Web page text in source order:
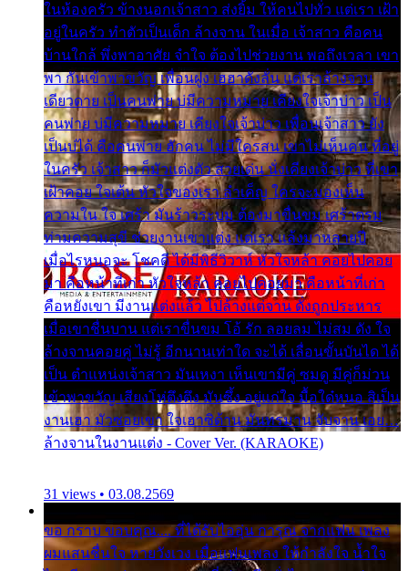
ในห้องครัว ข้างนอกเจ้าสาว ส่งยิ้ม ให้คนไปทั่ว แต่เรา เฝ้า
อยู่ในครัว ทำตัวเป็นเด็ก ล้างจาน ในเมื่อ เจ้าสาว คือคน
บ้านใกล้ พึ่งพาอาศัย จำใจ ต้องไปช่วยงาน พอถึงเวลา เขา
พา กันเข้าพาขวัญ เพื่อนฝูง เฮฮาดังลั่น แต่เราล้างจาน
เดียวดาย เป็นคนพ่าย บ่มีความหมาย เคียงใจเจ้าบ่าว เป็น
คนพ่าย บ่มีความหมาย เคียงใจเจ้าบ่าว เพื่อนเจ้าสาว ยัง
เป็นบ่ได้ คือคนพ่าย ฮักคน ไม่มีใครสน เขาไม่เห็นคน ที่อยู่
ในครัว เจ้าสาว ก็มัวแต่งตัว สวยเด่น นั่งเคียงเจ้าบ่าว ที่เขา
เฝ้าคอย ใจเต้น หัวใจของเรา ลำเค็ญ ใครจะมองเห็น
ความใน ใจ เศร้า มันร้าวระบม ต้องมาขื่นขม เศร้าตรม
ท่ามความสุขี ช่วยงานเขาแต่ง แต่เรา แล้งมาหลายปี
เมื่อไรหนอจะ โชคดี ได้มีพิธีวิวาห์ หัวใจหล้า คอยไปคอย
มา คือหน้าที่เก่า หัวใจหล้า คอยไปคอยมา คือหน้าที่เก่า
คือหยังเขา มีงานแต่งแล้ว ไปล้างแต่จาน ดั่งถูกประหาร
เมื่อเขาชื่นบาน แต่เราขื่นขม โอ้ รัก ลอยลม ไม่สม ดัง ใจ
ล้างจานคอยคู่ ไม่รู้ อีกนานเท่าใด จะได้ เลื่อนขั้นบันได ได้
เป็น ตำแหน่งเจ้าสาว มันเหงา เห็นเขามีคู่ ซมดู มีคู่ก็ม่วน
เข้าพาขวัญ เสียงโห่ตึงตึง มันซึ้ง อยู่แก่ใจ มื้อใด๋หนอ สิเป็น
งานเฮา มัวซอยเขา ใจเฮาซิด้าน มันทรมาน จับจาน เอย…
ล้างจานในงานแต่ง - Cover Ver. (KARAOKE)
31 views • 03.08.2569
ขอ กราบ ขอบคุณ.... ที่ได้รับไออุ่น การุณ จากแฟน เพลง
ผมแสนชื่นใจ หายวังเวง เมื่อแฟนเพลง ให้กำลังใจ น้ำใจ